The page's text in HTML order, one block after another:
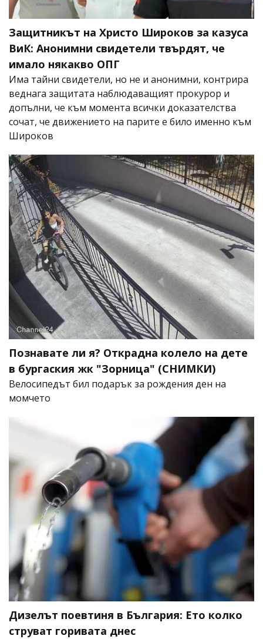
Защитникът на Христо Широков за казуса
ВиК: Анонимни свидетели твърдят, че
имало някакво ОПГ
Има тайни свидетели, но не и анонимни, контрира
веднага защитата наблюдаващият прокурор и
допълни, че към момента всички доказателства
сочат, че движението на парите е било именно към
Широков
Познавате ли я? Открадна колело на дете
в бургаския жк "Зорница" (СНИМКИ)
Велосипедът бил подарък за рождения ден на
момчето
Дизелът поевтиня в България: Ето колко
струват горивата днес